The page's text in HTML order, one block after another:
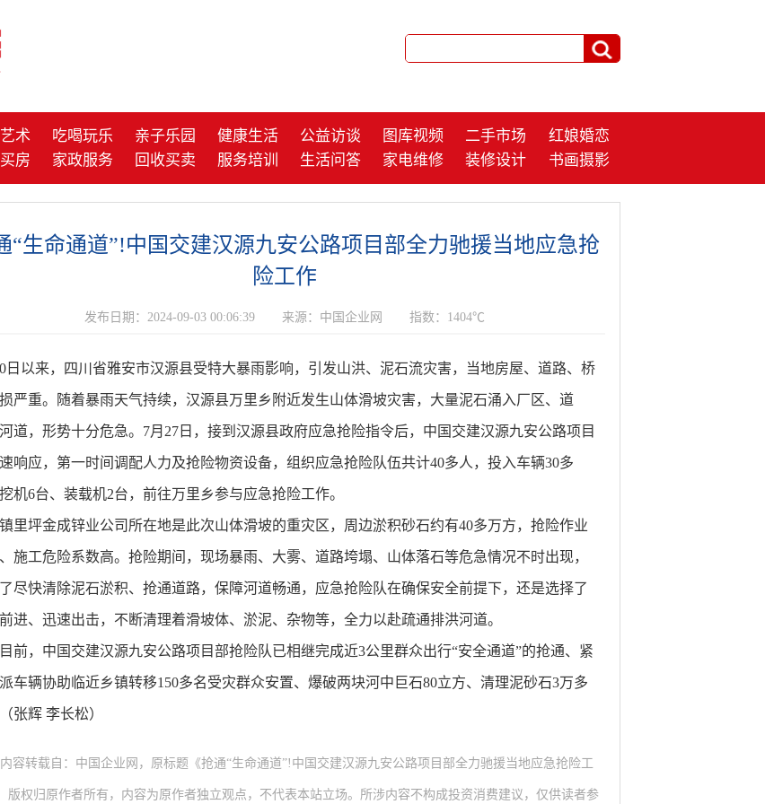
术 吃喝玩乐 亲子乐园 健康生活 公益访谈 图库视频 二手市场
红娘婚恋
房 家政服务 回收买卖 服务培训 生活问答 家电维修 装修设计 书画摄影
“生命通道”!中国交建汉源九安公路项目部全力驰援当地应急抢
险工作
发布日期：2024-09-03 00:06:39 来源：中国企业网 指数：1404℃
日以来，四川省雅安市汉源县受特大暴雨影响，引发山洪、泥石流灾害，当地房屋、道路、桥
严重。随着暴雨天气持续，汉源县万里乡附近发生山体滑坡灾害，大量泥石涌入厂区、道
道，形势十分危急。7月27日，接到汉源县政府应急抢险指令后，中国交建汉源九安公路项目
响应，第一时间调配人力及抢险物资设备，组织应急抢险队伍共计40多人，投入车辆30多
机6台、装载机2台，前往万里乡参与应急抢险工作。
里坪金成锌业公司所在地是此次山体滑坡的重灾区，周边淤积砂石约有40多万方，抢险作业
施工危险系数高。抢险期间，现场暴雨、大雾、道路垮塌、山体落石等危急情况不时出现，
尽快清除泥石淤积、抢通道路，保障河道畅通，应急抢险队在确保安全前提下，还是选择了
进、迅速出击，不断清理着滑坡体、淤泥、杂物等，全力以赴疏通排洪河道。
前，中国交建汉源九安公路项目部抢险队已相继完成近3公里群众出行“安全通道”的抢通、紧
车辆协助临近乡镇转移150多名受灾群众安置、爆破两块河中巨石80立方、清理泥砂石3万多
张辉 李长松）
容转载自：中国企业网，原标题《抢通“生命通道”!中国交建汉源九安公路项目部全力驰援当地应急抢险工
版权归原作者所有，内容为原作者独立观点，不代表本站立场。所涉内容不构成投资消费建议，仅供读者参